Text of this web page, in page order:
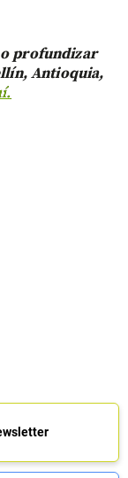
profundizar
Antioquia,